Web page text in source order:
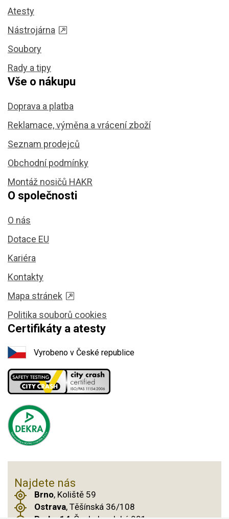
Atesty
Nástrojárna
Soubory
Rady a tipy
Vše o nákupu
Doprava a platba
Reklamace, výměna a vrácení zboží
Seznam prodejců
Obchodní podmínky
Montáž nosičů HAKR
O společnosti
O nás
Dotace EU
Kariéra
Kontakty
Mapa stránek
Politika souborů cookies
Certifikáty a atesty
Vyrobeno v České republice
Najdete nás
Brno, Koliště 59
Ostrava, Těšínská 36/108